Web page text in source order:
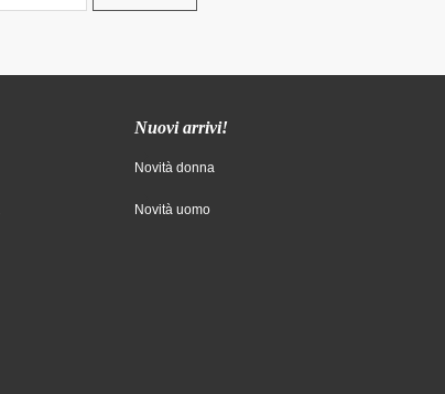
Nuovi arrivi!
Novità donna
Novità uomo